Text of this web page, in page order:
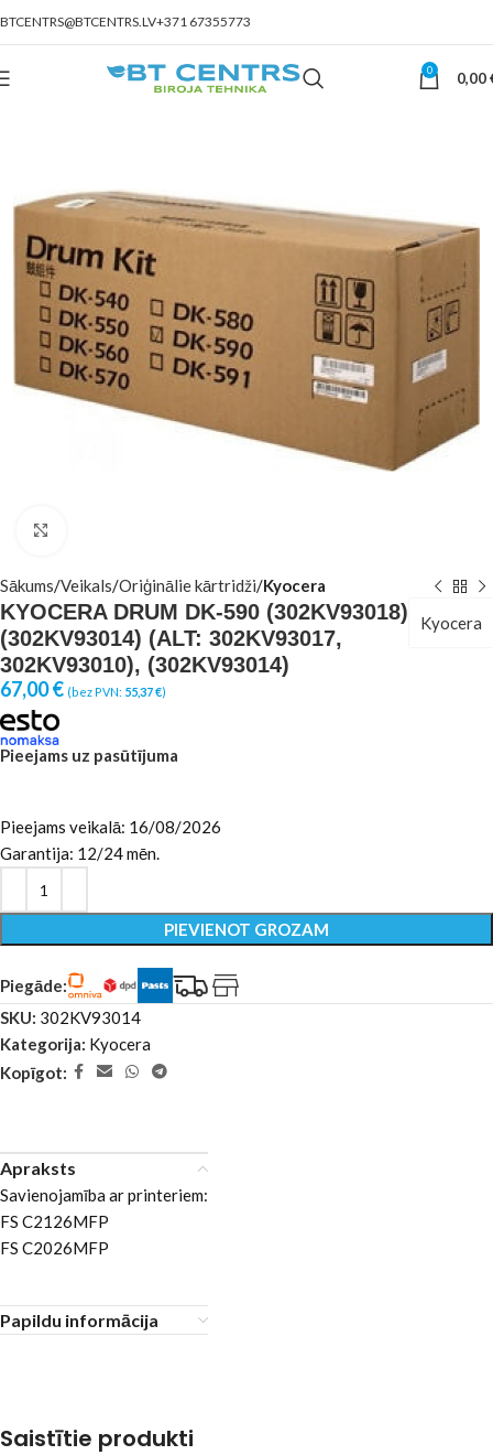
BTCENTRS@BTCENTRS.LV+371 67355773
0 0,00
Sākums Veikals Oriģinālie kārtridži Kyocera
KYOCERA DRUM DK-590 (302KV93018)
(302KV93014) (ALT: 302KV93017,
302KV93010), (302KV93014)
Kyocera
67,00€ (bez PVN: 55,37€)
Pieejams uz pasūtījuma
Pieejams veikalā: 16/08/2026
Garantija: 12/24 mēn.
PIEVIENOT GROZAM
Piegāde:
SKU: 302KV93014
Kategorija: Kyocera
Kopīgot:
Apraksts
Savienojamība ar printeriem:
FS C2126MFP
FS C2026MFP
Papildu informācija
Saistītie produkti